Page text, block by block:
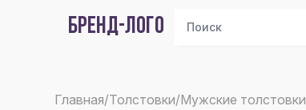
БРЕНД-ЛОГО
Главная/Толстовки/Мужские толстовки